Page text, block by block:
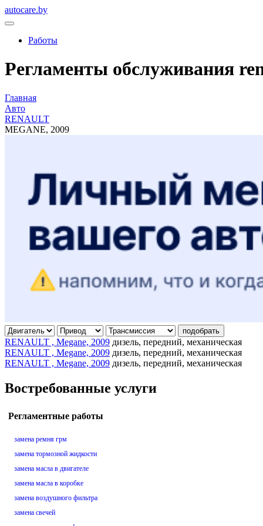
autocare.by
Работы
Регламенты обслуживания
Главная
Авто
RENAULT
MEGANE, 2009
подобрать
RENAULT , Megane, 2009 дизель, передний, механическая
RENAULT , Megane, 2009 дизель, передний, механическая
RENAULT , Megane, 2009 дизель, передний, механическая
Востребованные услуги
Регламентные работы
замена ремня грм
замена тормозной жидкости
замена масла в двигателе
замена масла в коробке
замена воздушного фильтра
замена свечей